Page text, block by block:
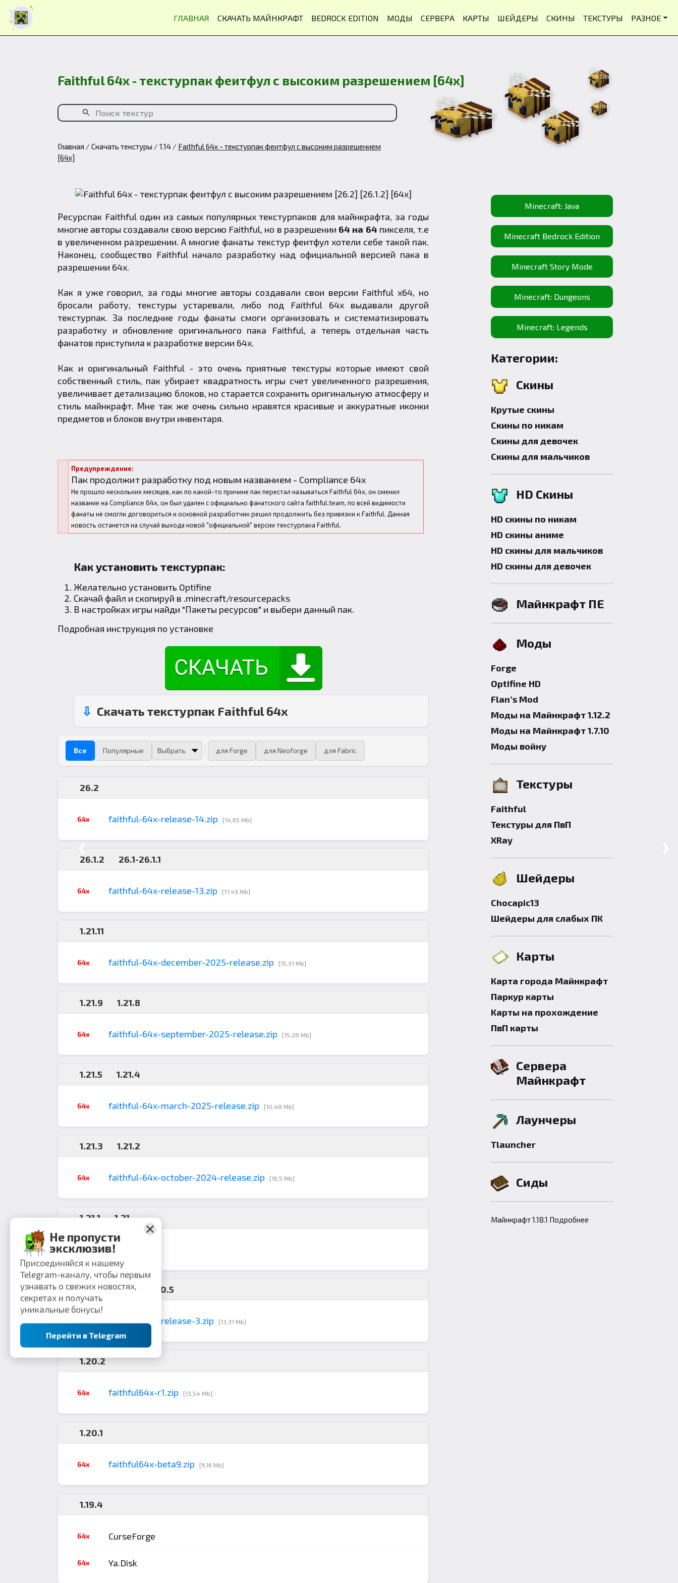
ГЛАВНАЯ СКАЧАТЬ МАЙНКРАФТ BEDROCK EDITION МОДЫ СЕРВЕРА КАРТЫ ШЕЙДЕРЫ СКИНЫ ТЕКСТУРЫ РАЗНОЕ
Faithful 64x - текстурпак феитфул с высоким разрешением [64x]
Главная Скачать текстуры 1.14
Faithful 64x - текстурпак феитфул с высоким разрешением
[64x]
Ресурспак Faithfulодин из самых популярных текстурпаков для майнкрафта, за годы
многие авторы создавали свою версию Faithful, но в разрешении 64 на 64 пикселя, т.е
в увеличенном разрешении. А многие фанаты текстур феитфул хотели себе такой пак.
Наконец, сообщество Faithful начало разработку над официальной версией пака в
разрешении 64x.
Как я уже говорил, за годы многие авторы создавали свои версии Faithful x64, но
бросали работу, текстуры устаревали, либо под Faithful 64x выдавали другой
текстурпак. За последние годы фанаты смоги организовать и систематизировать
разработку и обновление оригинального пака
Faithful, а теперь отдельная часть
фанатов приступила к разработке версии 64x.
Как и оригинальный Faithful- это очень приятные текстуры которые имеют свой
собственный стиль, пак убирает квадратность игры счет увеличенного разрешения,
увеличивает детализацию блоков, но старается сохранить оригинальную атмосферу и
стиль майнкрафт. Мне так же очень сильно нравятся красивые и аккуратные иконки
предметов и блоков внутри инвентаря.
Предупреждение:
Пак продолжит разработку под новым названием - Compliance 64x
Не прошло нескольких месяцев, как по какой-то причине пак перестал называться Faithful 64x, он сменил
название на Compliance 64x, он был удален с официально фанатского сайта faithful.team, по всей видимости
фанаты не смогли договориться и основной разработчик решил продолжить без привязки к Faithful. Данная
новость останется на случай выхода новой "официальной" версии текстурпака Faithful.
Как установить текстурпак:
Желательно установить Optifine
Скачай файл и скопируй в .minecraft/resourcepacks
В настройках игры найди "Пакеты ресурсов" и выбери данный пак.
Подробная инструкция по установке
Скачать текстурпак Faithful 64x
Все Популярные для Forge для Neoforge для Fabric
26.2
64x faithful-64x-release-14.zip [14,65 Mb]
26.1.2 26.1-26.1.1
64x faithful-64x-release-13.zip [17,49 Mb]
1.21.11
64x faithful-64x-december-2025-release.zip [15,31 Mb]
1.21.9 1.21.8
64x faithful-64x-september-2025-release.zip [15,28 Mb]
1.21.5 1.21.4
64x faithful-64x-march-2025-release.zip [10,48 Mb]
1.21.3 1.21.2
64x faithful-64x-october-2024-release.zip [16,5 Mb]
1.21.1 1.21
64x CurseForge
1.20.6 1.20.4-1.20.5
faithful-64x-release-3.zip [13,31 Mb]
1.20.2
64x faithful64x-r1.zip [13,54 Mb]
1.20.1
64x faithful64x-beta9.zip [9,16 Mb]
1.19.4
64x CurseForge
64x Ya.Disk
❮
Minecraft: Java
Minecraft Bedrock Edition
Minecraft Story Mode
Minecraft: Dungeons
Minecraft: Legends
Категории:
Скины
Крутые скины
Скины по никам
Скины для девочек
Скины для мальчиков
HD Скины
HD скины по никам
HD скины аниме
HD скины для мальчиков
HD скины для девочек
Майнкрафт ПЕ
Моды
Forge
Optifine HD
Flan’s Mod
Моды на Майнкрафт 1.12.2
Моды на Майнкрафт 1.7.10
Моды войну
Текстуры
Faithful
Текстуры для ПвП
XRay
Шейдеры
Chocapic13
Шейдеры для слабых ПК
Карты
Карта города Майнкрафт
Паркур карты
Карты на прохождение
ПвП карты
Сервера
Майнкрафт
Лаунчеры
Tlauncher
Сиды
Майнкрафт 1.18.1 Подробнее
Не пропусти
эксклюзив!
Присоединяйся к нашему
Telegram-каналу, чтобы первым
узнавать о свежих новостях,
секретах и получать
уникальные бонусы!
Перейти в Telegram